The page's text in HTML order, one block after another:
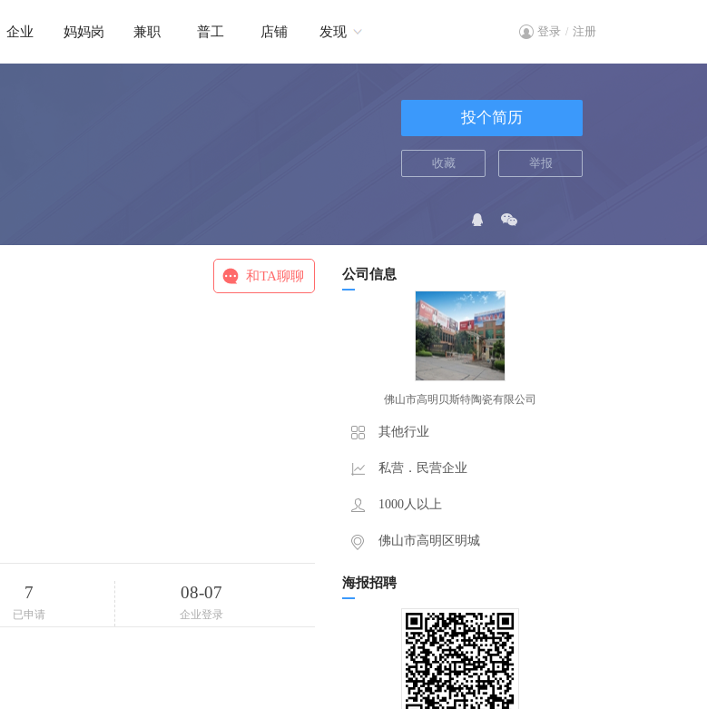
企业 妈妈岗 兼职 普工 店铺 发现 登录 / 注册
投个简历
收藏 举报
和TA聊聊
7
已申请
08-07
企业登录
公司信息
佛山市高明贝斯特陶瓷有限公司
其他行业
私营．民营企业
1000人以上
佛山市高明区明城
海报招聘